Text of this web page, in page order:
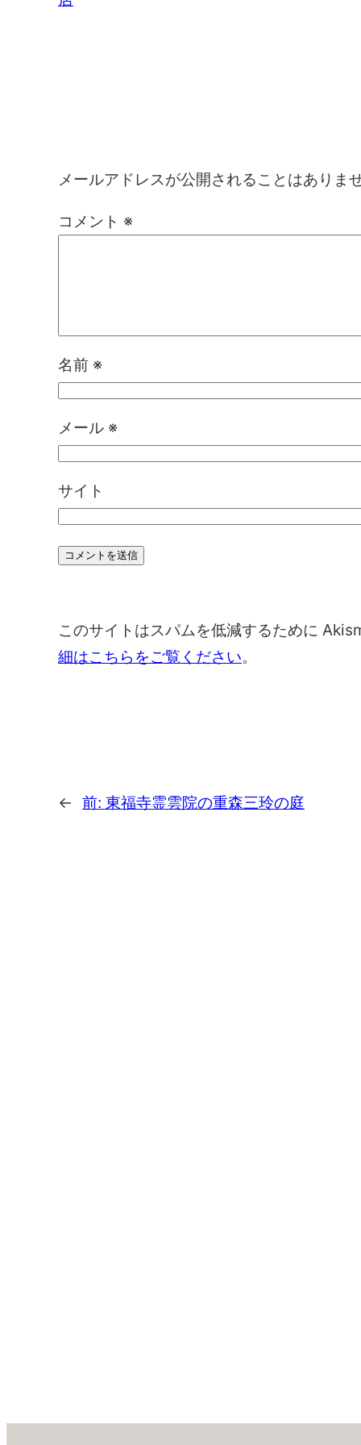
メールアドレスが公開されることはありま
コメント ※
名前 ※
メール ※
サイト
このサイトはスパムを低減するために
細はこちらをご覧ください。
← 前: 東福寺霊雲院の重森三玲の庭